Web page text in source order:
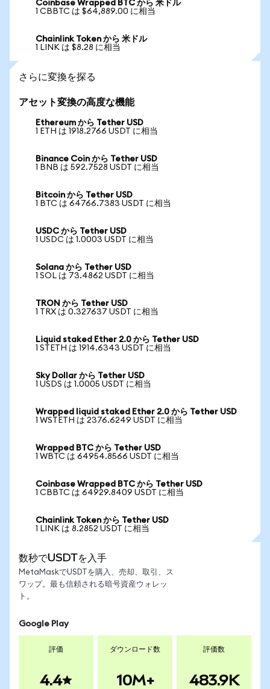
Coinbase Wrapped BTC から 米ドル
1 CBBTC は $64,889.00 に相当
Chainlink Token から 米ドル
1 LINK は $8.28 に相当
さらに変換を探る
アセット変換の高度な機能
Ethereum から Tether USD
1 ETH は 1918.2766 USDT に相当
Binance Coin から Tether USD
1 BNB は 592.7528 USDT に相当
Bitcoin から Tether USD
1 BTC は 64766.7383 USDT に相当
USDC から Tether USD
1 USDC は 1.0003 USDT に相当
Solana から Tether USD
1 SOL は 73.4862 USDT に相当
TRON から Tether USD
1 TRX は 0.327637 USDT に相当
Liquid staked Ether 2.0 から Tether USD
1 STETH は 1914.6343 USDT に相当
Sky Dollar から Tether USD
1 USDS は 1.0005 USDT に相当
Wrapped liquid staked Ether 2.0 から Tether USD
1 WSTETH は 2376.6249 USDT に相当
Wrapped BTC から Tether USD
1 WBTC は 64954.8566 USDT に相当
Coinbase Wrapped BTC から Tether USD
1 CBBTC は 64929.8409 USDT に相当
Chainlink Token から Tether USD
1 LINK は 8.2852 USDT に相当
数秒でUSDTを入手
MetaMaskでUSDTを購入、売却、取引、ス
ワップ。最も信頼される暗号資産ウォレッ
ト。
Google Play
評価
4.4
ダウンロード数
10M+
評価数
483.9K